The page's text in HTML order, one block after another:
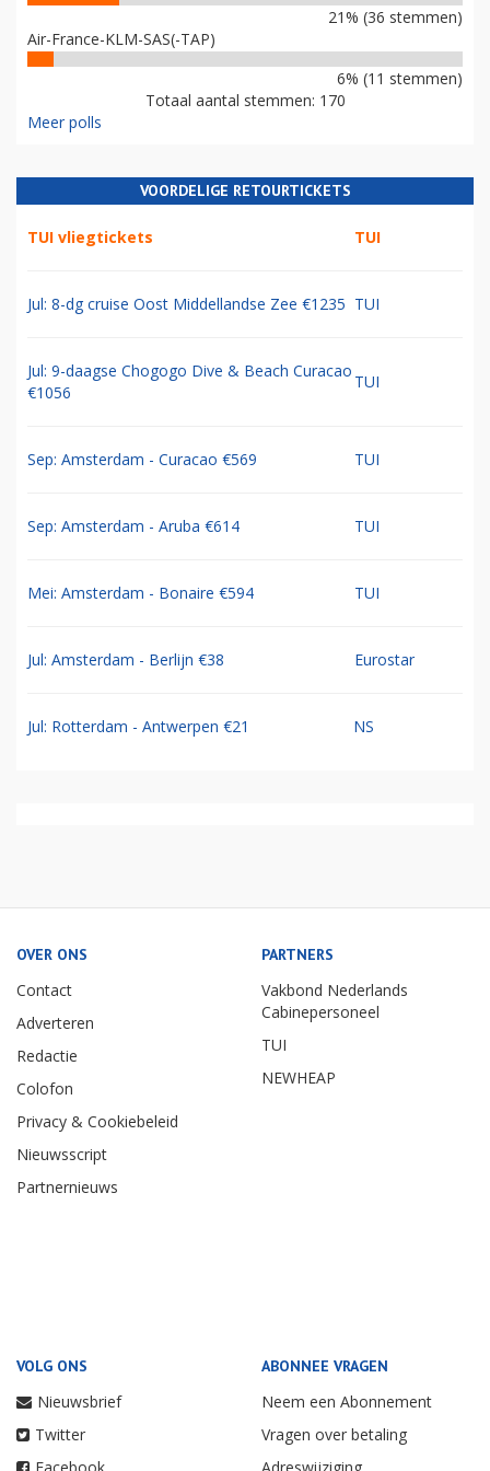
21% (36 stemmen)
Air-France-KLM-SAS(-TAP)
6% (11 stemmen)
Totaal aantal stemmen: 170
Meer polls
VOORDELIGE RETOURTICKETS
TUI vliegtickets TUI
Jul: 8-dg cruise Oost Middellandse Zee €1235 TUI
Jul: 9-daagse Chogogo Dive & Beach Curacao
€1056
TUI
Sep: Amsterdam - Curacao €569 TUI
Sep: Amsterdam - Aruba €614 TUI
Mei: Amsterdam - Bonaire €594 TUI
Jul: Amsterdam - Berlijn €38 Eurostar
Jul: Rotterdam - Antwerpen €21 NS
OVER ONS
Contact
Adverteren
Redactie
Colofon
Privacy & Cookiebeleid
Nieuwsscript
Partnernieuws
PARTNERS
Vakbond Nederlands
Cabinepersoneel
TUI
NEWHEAP
VOLG ONS
Nieuwsbrief
Twitter
ABONNEE VRAGEN
Neem een Abonnement
Vragen over betaling